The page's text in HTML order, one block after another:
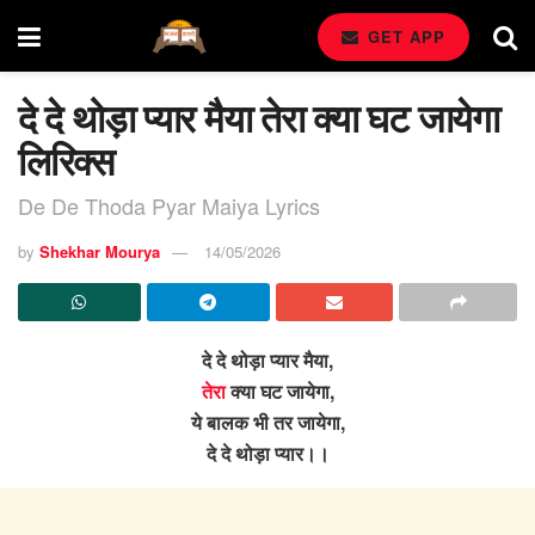
GET APP
दे दे थोड़ा प्यार मैया तेरा क्या घट जायेगा
लिरिक्स
De De Thoda Pyar Maiya Lyrics
by Shekhar Mourya 14/05/2026
दे दे थोड़ा प्यार मैया,
तेराक्या घट जायेगा,
ये बालक भी तर जायेगा,
दे दे थोड़ा प्यार।।